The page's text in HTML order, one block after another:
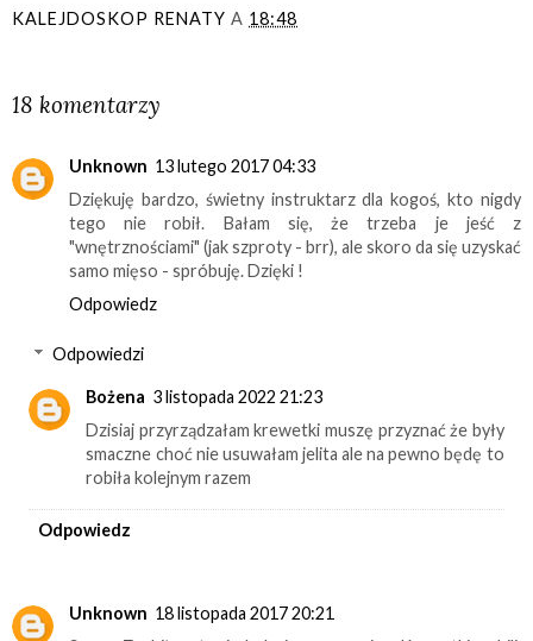
KALEJDOSKOP RENATY A 18:48
18 komentarzy
Unknown 13 lutego 2017 04:33
Dziękuję bardzo, świetny instruktarz dla kogoś, kto nigdy
tego nie robił. Bałam się, że trzeba je jeść z
"wnętrznościami" (jak szproty - brr), ale skoro da się uzyskać
samo mięso - spróbuję. Dzięki !
Odpowiedz
Odpowiedzi
Bożena 3 listopada 2022 21:23
Dzisiaj przyrządzałam krewetki muszę przyznać że były
smaczne choć nie usuwałam jelita ale na pewno będę to
robiła kolejnym razem
Odpowiedz
Unknown 18 listopada 2017 20:21